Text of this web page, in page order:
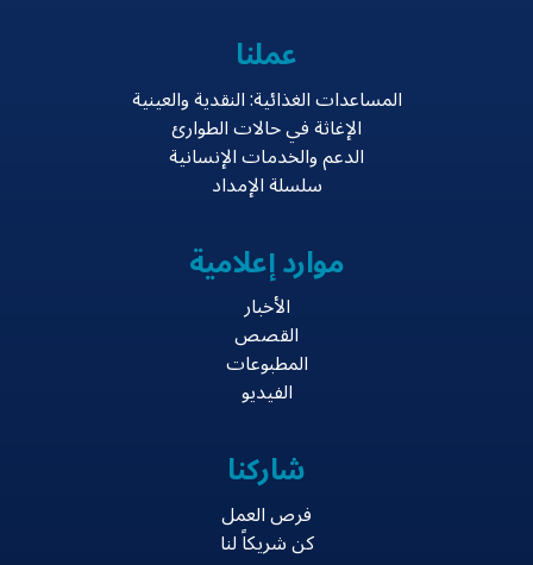
عملنا
المساعدات الغذائية: النقدية والعينية
الإغاثة في حالات الطوارئ
الدعم والخدمات الإنسانية
سلسلة الإمداد
موارد إعلامية
الأخبار
القصص
المطبوعات
الفيديو
شاركنا
فرص العمل
كن شريكاً لنا